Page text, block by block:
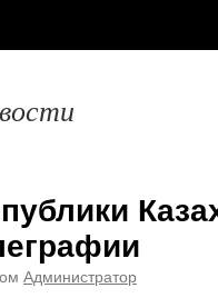
Администратор